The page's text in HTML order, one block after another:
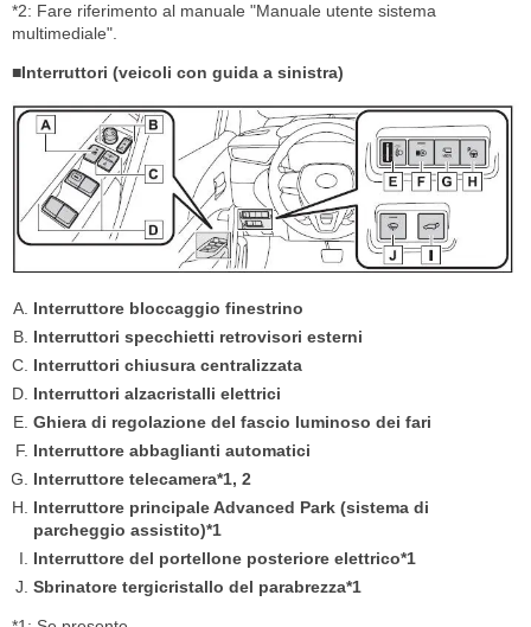
*2: Fare riferimento al manuale "Manuale utente sistema
multimediale".
■Interruttori (veicoli con guida a sinistra)
Interruttore bloccaggio finestrino
Interruttori specchietti retrovisori esterni
Interruttori chiusura centralizzata
Interruttori alzacristalli elettrici
Ghiera di regolazione del fascio luminoso dei fari
Interruttore abbaglianti automatici
Interruttore telecamera*1, 2
Interruttore principale Advanced Park (sistema di
parcheggio assistito)*1
Interruttore del portellone posteriore elettrico*1
Sbrinatore tergicristallo del parabrezza*1